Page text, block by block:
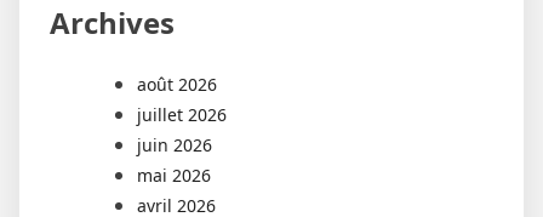
Archives
août 2026
juillet 2026
juin 2026
mai 2026
avril 2026